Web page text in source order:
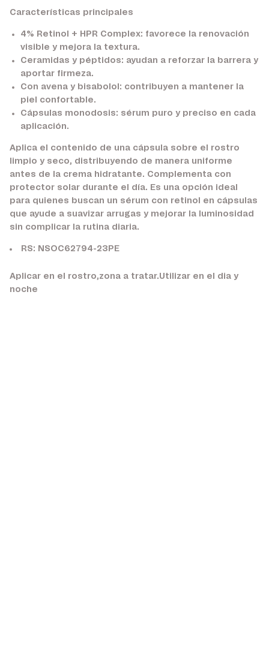
Características principales
4% Retinol + HPR Complex: favorece la renovación
visible y mejora la textura.
Ceramidas y péptidos: ayudan a reforzar la barrera y
aportar firmeza.
Con avena y bisabolol: contribuyen a mantener la
piel confortable.
Cápsulas monodosis: sérum puro y preciso en cada
aplicación.
Aplica el contenido de una cápsula sobre el rostro
limpio y seco, distribuyendo de manera uniforme
antes de la crema hidratante. Complementa con
protector solar durante el día. Es una opción ideal
para quienes buscan un sérum con retinol en cápsulas
que ayude a suavizar arrugas y mejorar la luminosidad
sin complicar la rutina diaria.
RS: NSOC62794-23PE
Aplicar en el rostro,zona a tratar.Utilizar en el dia y
noche